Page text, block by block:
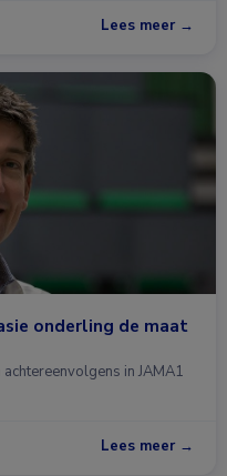
Lees meer →
onderling de maat
in JAMA1
Lees meer →